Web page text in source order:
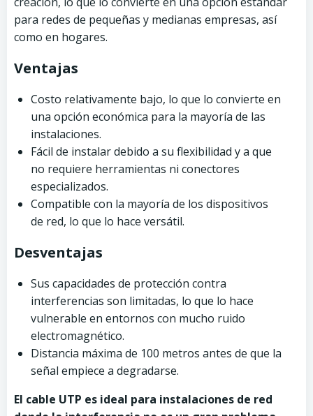
para redes de pequeñas y medianas empresas, así
como en hogares.
Ventajas
Costo relativamente bajo, lo que lo convierte en
una opción económica para la mayoría de las
instalaciones.
Fácil de instalar debido a su flexibilidad y a que
no requiere herramientas ni conectores
especializados.
Compatible con la mayoría de los dispositivos
de red, lo que lo hace versátil.
Desventajas
Sus capacidades de protección contra
interferencias son limitadas, lo que lo hace
vulnerable en entornos con mucho ruido
electromagnético.
Distancia máxima de 100 metros antes de que la
señal empiece a degradarse.
El cable UTP es ideal para instalaciones de red